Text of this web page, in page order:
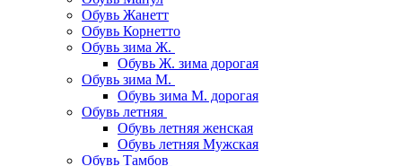
Обувь Жанетт
Обувь Корнетто
Обувь зима Ж.
Обувь Ж. зима дорогая
Обувь зима М.
Обувь зима М. дорогая
Обувь летняя
Обувь летняя женская
Обувь летняя Мужская
Обувь Тамбов